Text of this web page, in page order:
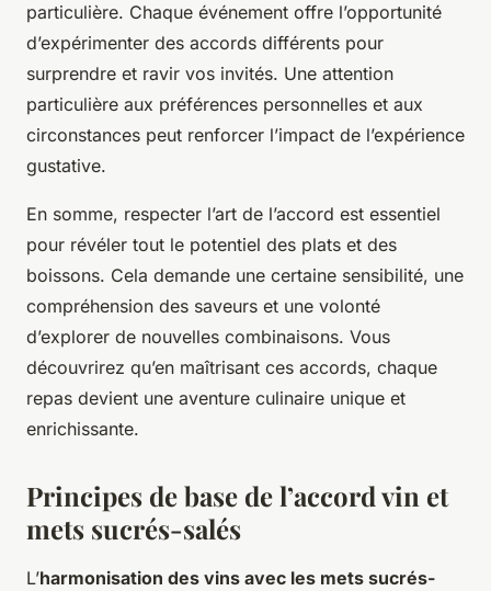
particulière. Chaque événement offre l’opportunité
d’expérimenter des accords différents pour
surprendre et ravir vos invités. Une attention
particulière aux préférences personnelles et aux
circonstances peut renforcer l’impact de l’expérience
gustative.
En somme, respecter l’art de l’accord est essentiel
pour révéler tout le potentiel des plats et des
boissons. Cela demande une certaine sensibilité, une
compréhension des saveurs et une volonté
d’explorer de nouvelles combinaisons. Vous
découvrirez qu’en maîtrisant ces accords, chaque
repas devient une aventure culinaire unique et
enrichissante.
Principes de base de l’accord vin et
mets sucrés-salés
L’harmonisation des vins avec les mets sucrés-